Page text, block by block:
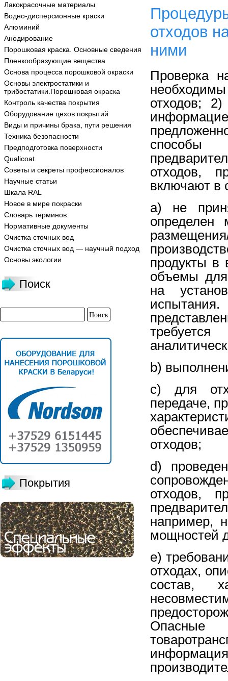
Лакокрасочные материалы
Водно-дисперсионные краски
Алюминий
Анодирование
Порошковая краска. Основные сведения
Пленкообразующие вещества
Основа процесса порошковой окраски
Основы электростатики и
трибостатики.Порошковая окраска
Контроль качества покрытия
Оборудование цехов покрытий
Виды и причины брака, пути решения
Техника безопасности
Предподготовка поверхности
Qualicoat
Советы и секреты профессионалов
Научные статьи
Шкала RAL
Новое в мире покраски
Словарь терминов
Нормативные документы
Очистка сточных вод
Очистка сточных вод — научный подход
Основы экологии
Поиск
Покрытия
отходов
ними
Проверка
отходов;
способы
отходов,
включают в
a) не
продукты в
объемы
на
b)
c) для
передаче,
отходов;
d)
отходов,
например,
мощностей
e)
отходах,
состав,
Опасные